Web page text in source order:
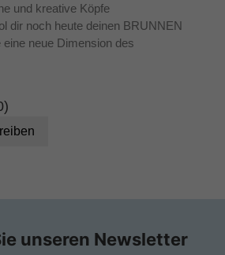
und kreative Köpfe
dir noch heute deinen BRUNNEN
eine neue Dimension des
unseren Newsletter